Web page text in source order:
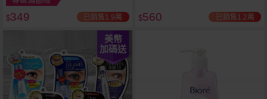
$349 已銷售1.9萬 $560 已銷售1.2萬
美幣
加碼送